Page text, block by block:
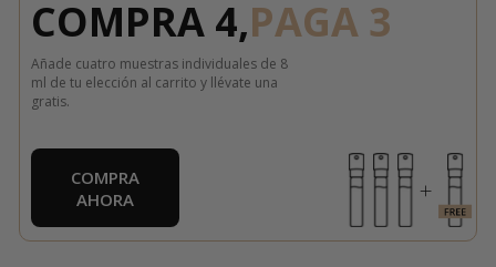
COMPRA 4,PAGA 3
Añade cuatro muestras individuales de 8
ml de tu elección al carrito y llévate una
gratis.
COMPRA
AHORA